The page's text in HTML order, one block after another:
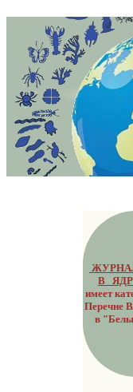
В
имеет
Перечне
в